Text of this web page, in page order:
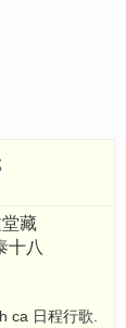
藏
十八
ca 日程行歌.